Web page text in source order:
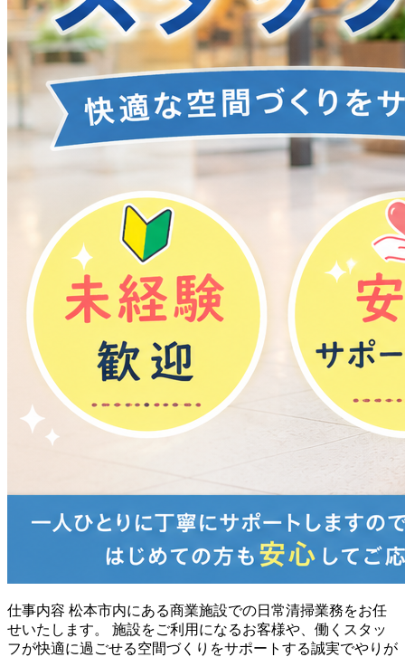
仕事内容 松本市内にある商業施設での日常清掃業務をお任
せいたします。 施設をご利用になるお客様や、働くスタッ
フが快適に過ごせる空間づくりをサポートする誠実でやりが